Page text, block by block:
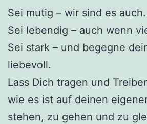
Sei mutig – wir sind es auch.
Sei lebendig – auch wenn
Sei stark – und begegne
liebevoll.
Lass Dich tragen und
wie es ist auf deinen
stehen, zu gehen und zu